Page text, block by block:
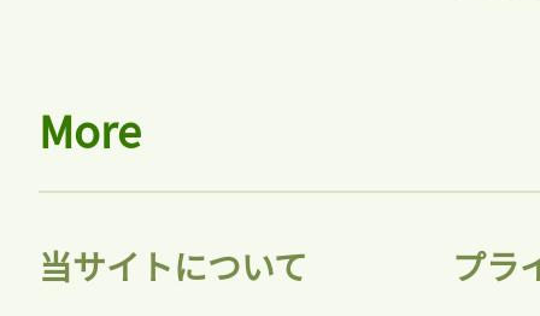
More
当サイトについて プラ